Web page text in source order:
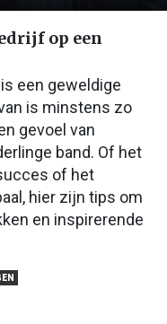
op een
een geweldige
is minstens zo
gevoel van
band. Of het
of het
hier zijn tips om
en inspirerende